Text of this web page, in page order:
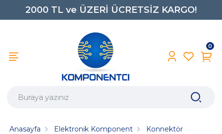
2000 TL ve ÜZERİ ÜCRETSİZ KARGO!
0850 242 0734
0
Anasayfa Elektronik Komponent
Konnektör